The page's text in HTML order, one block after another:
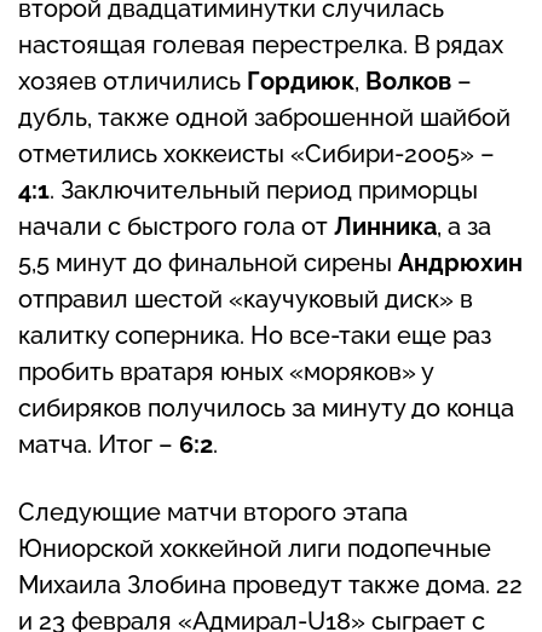
второй двадцатиминутки случилась
настоящая голевая перестрелка. В рядах
хозяев отличились Гордиюк, Волков –
дубль, также одной заброшенной шайбой
отметились хоккеисты «Сибири-2005» –
4:1. Заключительный период приморцы
начали с быстрого гола от Линника, а за
5,5 минут до финальной сирены Андрюхин
отправил шестой «каучуковый диск» в
калитку соперника. Но все-таки еще раз
пробить вратаря юных «моряков» у
сибиряков получилось за минуту до конца
матча. Итог – 6:2.
Следующие матчи второго этапа
Юниорской хоккейной лиги подопечные
Михаила Злобина проведут также дома. 22
и 23 февраля «Адмирал-U18» сыграет с